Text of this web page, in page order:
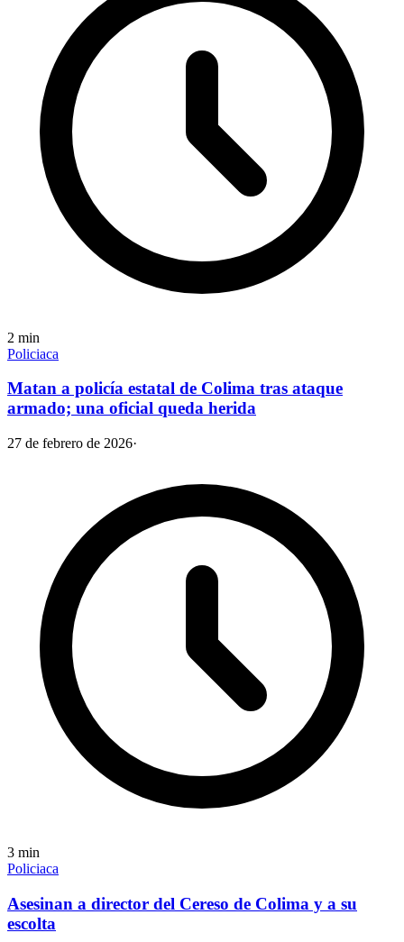
2 min
Policiaca
Matan a policía estatal de Colima tras ataque
armado; una oficial queda herida
27 de febrero de 2026·
3 min
Policiaca
Asesinan a director del Cereso de Colima y a su
escolta